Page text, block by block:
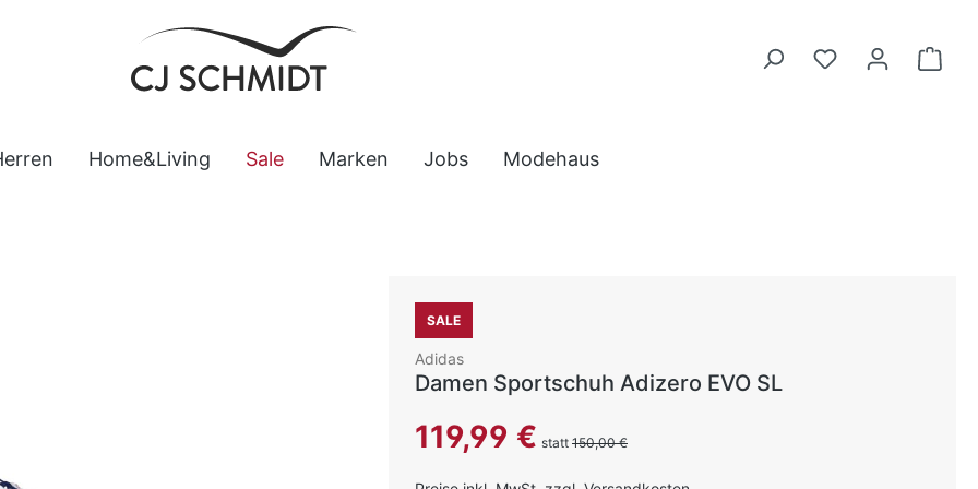
Home&Living Sale Marken Jobs Modehaus
SALE
Adidas
Damen Sportschuh Adizero EVO SL
Verkaufspreis:
119,99 € statt 150,00 €